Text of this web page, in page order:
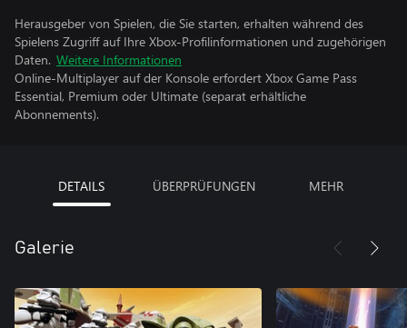
Herausgeber von Spielen, die Sie starten, erhalten während des
Spielens Zugriff auf Ihre Xbox-Profilinformationen und zugehörigen
Daten. Weitere Informationen
Online-Multiplayer auf der Konsole erfordert Xbox Game Pass
Essential, Premium oder Ultimate (separat erhältliche
Abonnements).
DETAILS ÜBERPRÜFUNGEN MEHR
Galerie